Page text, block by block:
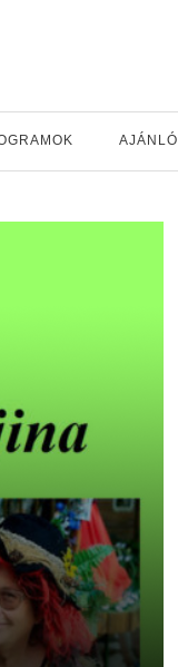
AJÁNLÓ